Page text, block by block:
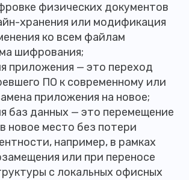
физических документов
хранения или модификация
ко всем файлам
шифрования;
приложения — это переход
ПО к современному или
приложения на новое;
баз данных — это перемещение
новое место без потери
например, в рамках
или при переносе
с локальных офисных